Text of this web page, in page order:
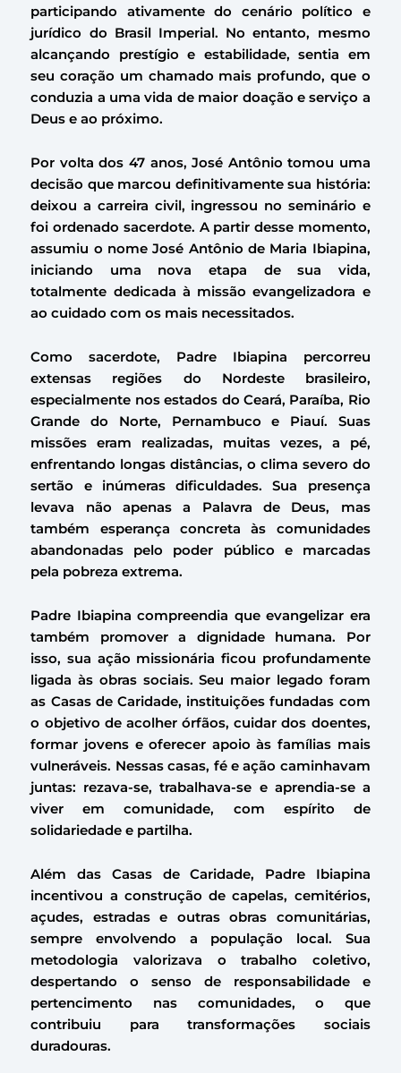
participando ativamente do cenário político e
jurídico do Brasil Imperial. No entanto, mesmo
alcançando prestígio e estabilidade, sentia em
seu coração um chamado mais profundo, que o
conduzia a uma vida de maior doação e serviço a
Deus e ao próximo.
Por volta dos 47 anos, José Antônio tomou uma
decisão que marcou definitivamente sua história:
deixou a carreira civil, ingressou no seminário e
foi ordenado sacerdote. A partir desse momento,
assumiu o nome José Antônio de Maria Ibiapina,
iniciando uma nova etapa de sua vida,
totalmente dedicada à missão evangelizadora e
ao cuidado com os mais necessitados.
Como sacerdote, Padre Ibiapina percorreu
extensas regiões do Nordeste brasileiro,
especialmente nos estados do Ceará, Paraíba, Rio
Grande do Norte, Pernambuco e Piauí. Suas
missões eram realizadas, muitas vezes, a pé,
enfrentando longas distâncias, o clima severo do
sertão e inúmeras dificuldades. Sua presença
levava não apenas a Palavra de Deus, mas
também esperança concreta às comunidades
abandonadas pelo poder público e marcadas
pela pobreza extrema.
Padre Ibiapina compreendia que evangelizar era
também promover a dignidade humana. Por
isso, sua ação missionária ficou profundamente
ligada às obras sociais. Seu maior legado foram
as Casas de Caridade, instituições fundadas com
o objetivo de acolher órfãos, cuidar dos doentes,
formar jovens e oferecer apoio às famílias mais
vulneráveis. Nessas casas, fé e ação caminhavam
juntas: rezava-se, trabalhava-se e aprendia-se a
viver em comunidade, com espírito de
solidariedade e partilha.
Além das Casas de Caridade, Padre Ibiapina
incentivou a construção de capelas, cemitérios,
açudes, estradas e outras obras comunitárias,
sempre envolvendo a população local. Sua
metodologia valorizava o trabalho coletivo,
despertando o senso de responsabilidade e
pertencimento nas comunidades, o que
contribuiu para transformações sociais
duradouras.